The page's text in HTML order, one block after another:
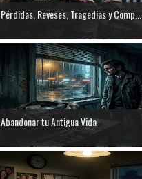
Pérdidas, Reveses, Tragedias y Comp...
Abandonar tu Antigua Vida